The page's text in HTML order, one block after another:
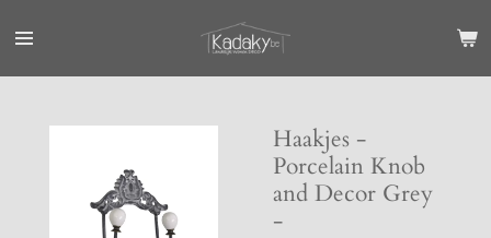
direct
Haakjes -
Porcelain Knob
and Decor Grey
-